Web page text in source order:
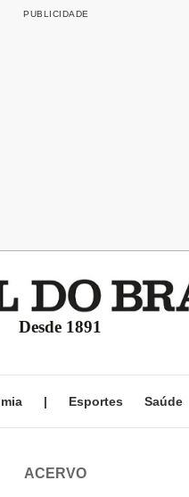
Desde 1891
| Esportes Saúde
ACERVO